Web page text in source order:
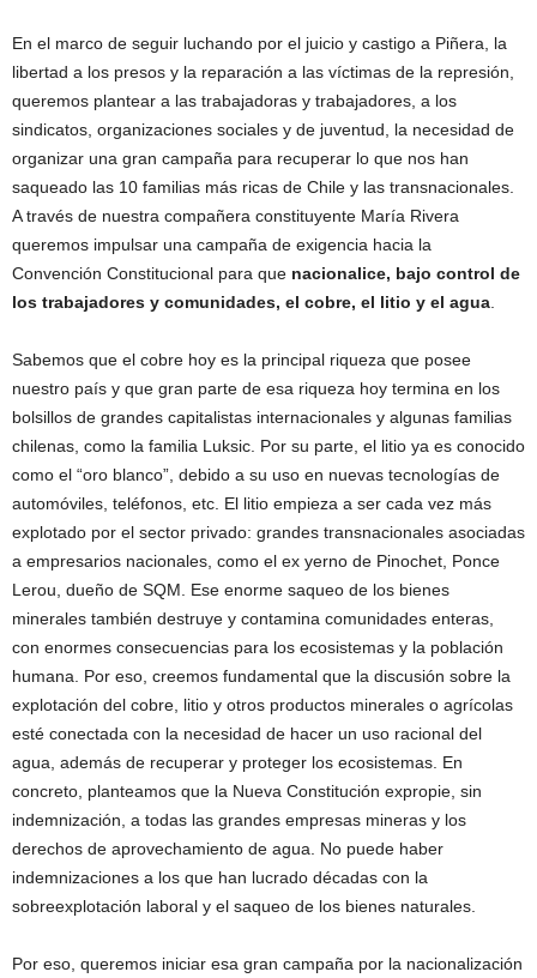
En el marco de seguir luchando por el juicio y castigo a Piñera, la
libertad a los presos y la reparación a las víctimas de la represión,
queremos plantear a las trabajadoras y trabajadores, a los
sindicatos, organizaciones sociales y de juventud, la necesidad de
organizar una gran campaña para recuperar lo que nos han
saqueado las 10 familias más ricas de Chile y las transnacionales.
A través de nuestra compañera constituyente María Rivera
queremos impulsar una campaña de exigencia hacia la
Convención Constitucional para que nacionalice, bajo control de
los trabajadores y comunidades, el cobre, el litio y el agua
Sabemos que el cobre hoy es la principal riqueza que posee
nuestro país y que gran parte de esa riqueza hoy termina en los
bolsillos de grandes capitalistas internacionales y algunas familias
chilenas, como la familia Luksic. Por su parte, el litio ya es conocido
como el “oro blanco”, debido a su uso en nuevas tecnologías de
automóviles, teléfonos, etc. El litio empieza a ser cada vez más
explotado por el sector privado: grandes transnacionales asociadas
a empresarios nacionales, como el ex yerno de Pinochet, Ponce
Lerou, dueño de SQM. Ese enorme saqueo de los bienes
minerales también destruye y contamina comunidades enteras,
con enormes consecuencias para los ecosistemas y la población
humana. Por eso, creemos fundamental que la discusión sobre la
explotación del cobre, litio y otros productos minerales o agrícolas
esté conectada con la necesidad de hacer un uso racional del
agua, además de recuperar y proteger los ecosistemas. En
concreto, planteamos que la Nueva Constitución expropie, sin
indemnización, a todas las grandes empresas mineras y los
derechos de aprovechamiento de agua. No puede haber
indemnizaciones a los que han lucrado décadas con la
sobreexplotación laboral y el saqueo de los bienes naturales.
Por eso, queremos iniciar esa gran campaña por la nacionalización